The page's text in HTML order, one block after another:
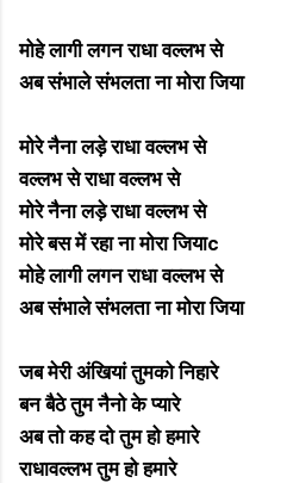
मोहे लागी लगन राधा वल्लभ से
अब संभाले संभलता ना मोरा जिया
मोरे नैना लड़े राधा वल्लभ से
वल्लभ से राधा वल्लभ से
मोरे नैना लड़े राधा वल्लभ से
मोरे बस में रहा ना मोरा जियाc
मोहे लागी लगन राधा वल्लभ से
अब संभाले संभलता ना मोरा जिया
जब मेरी अंखियां तुमको निहारे
बन बैठे तुम नैनो के प्यारे
अब तो कह दो तुम हो हमारे
राधावल्लभ तुम हो हमारे